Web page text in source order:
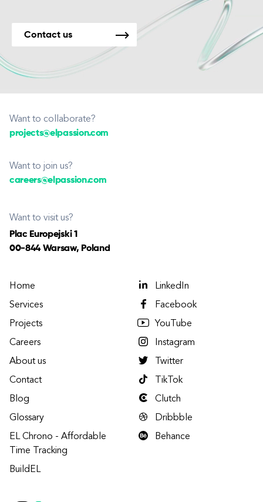
Contact us
Want to collaborate?
projects@elpassion.com
Want to join us?
careers@elpassion.com
Want to visit us?
Plac Europejski 1
00-844 Warsaw, Poland
Home
Services
Projects
Careers
About us
Contact
Blog
Glossary
EL Chrono - Affordable
Time Tracking
BuildEL
LinkedIn
Facebook
YouTube
Instagram
Twitter
TikTok
Clutch
Dribbble
Behance